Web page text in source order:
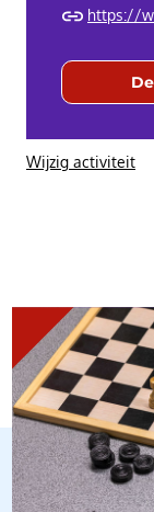
https://
Wijzig activiteit